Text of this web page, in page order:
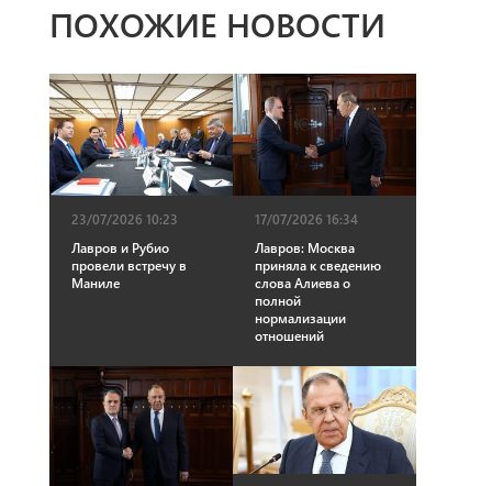
ПОХОЖИЕ НОВОСТИ
23/07/2026 10:23
Лавров и Рубио
провели встречу в
Маниле
17/07/2026 16:34
Лавров: Москва
приняла к сведению
слова Алиева о
полной
нормализации
отношений